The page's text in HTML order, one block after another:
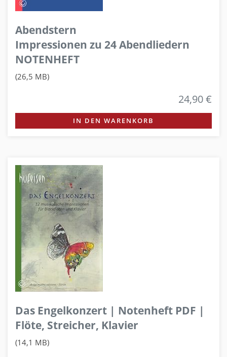
Abendstern
Impressionen zu 24 Abendliedern
NOTENHEFT
(26,5 MB)
24,90 €
IN DEN WARENKORB
Das Engelkonzert | Notenheft PDF |
Flöte, Streicher, Klavier
(14,1 MB)